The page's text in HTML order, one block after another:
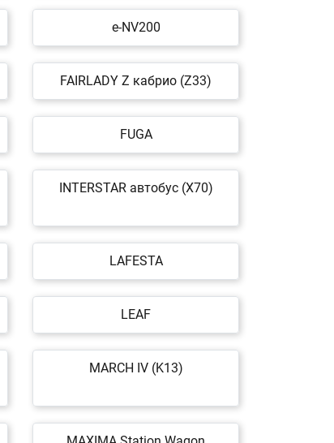
e-NV200
FAIRLADY Z кабрио (Z33)
FUGA
INTERSTAR автобус (X70)
LAFESTA
LEAF
MARCH IV (K13)